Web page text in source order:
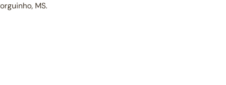
MS.